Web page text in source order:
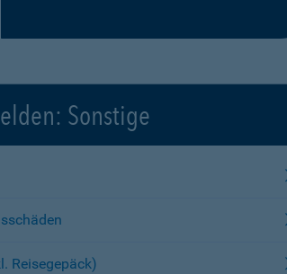
Sonstige
Reisegepäck)